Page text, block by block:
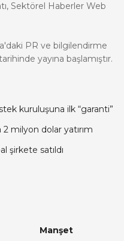
Sektörel Haberler Web
PR ve bilgilendirme
yayına başlamıştır.
kuruluşuna ilk “garanti”
milyon dolar yatırım
şirkete satıldı
Manşet